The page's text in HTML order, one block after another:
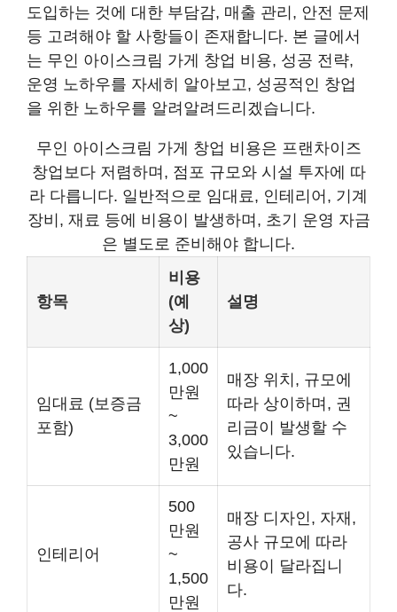
도입하는 것에 대한 부담감, 매출 관리, 안전 문제
등 고려해야 할 사항들이 존재합니다. 본 글에서
는 무인 아이스크림 가게 창업 비용, 성공 전략,
운영 노하우를 자세히 알아보고, 성공적인 창업
을 위한 노하우를 알려알려드리겠습니다.
무인 아이스크림 가게 창업 비용은 프랜차이즈
창업보다 저렴하며, 점포 규모와 시설 투자에 따
라 다릅니다. 일반적으로 임대료, 인테리어, 기계
장비, 재료 등에 비용이 발생하며, 초기 운영 자금
은 별도로 준비해야 합니다.
항목
비용
(예
상)
설명
임대료 (보증금
포함)
1,000
만원
~
3,000
만원
매장 위치, 규모에
따라 상이하며, 권
리금이 발생할 수
있습니다.
인테리어
500
만원
~
1,500
만원
매장 디자인, 자재,
공사 규모에 따라
비용이 달라집니
다.